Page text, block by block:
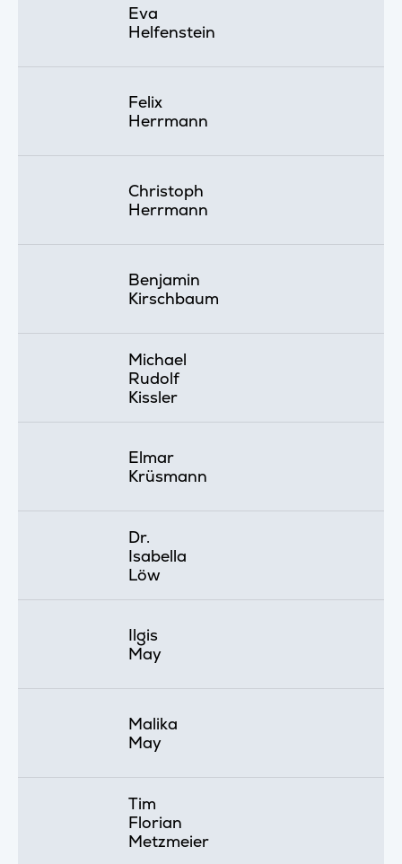
Eva
Helfenstein
Felix
Herrmann
Christoph
Herrmann
Benjamin
Kirschbaum
Michael
Rudolf
Kissler
Elmar
Krüsmann
Dr.
Isabella
Löw
Ilgis
May
Malika
May
Tim
Florian
Metzmeier